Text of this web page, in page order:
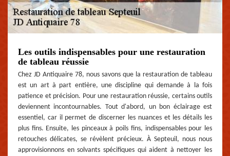
Les outils indispensables pour une restauration
de tableau réussie
Chez JD Antiquaire 78, nous savons que la restauration de tableau
est un art à part entière, une discipline qui demande à la fois
patience et précision. Pour une restauration réussie, certains outils
deviennent incontournables. Tout d'abord, un bon éclairage est
essentiel, car il permet de discerner les nuances et les détails les
plus fins. Ensuite, les pinceaux à poils fins, indispensables pour les
retouches délicates, se révèlent précieux. À Septeuil, nous nous
approvisionnons en solvants spécifiques qui aident à nettoyer les